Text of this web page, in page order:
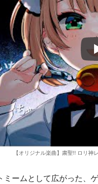
Play
【オリジナル楽曲】粛聖!! ロリ神
ームとして広がった、